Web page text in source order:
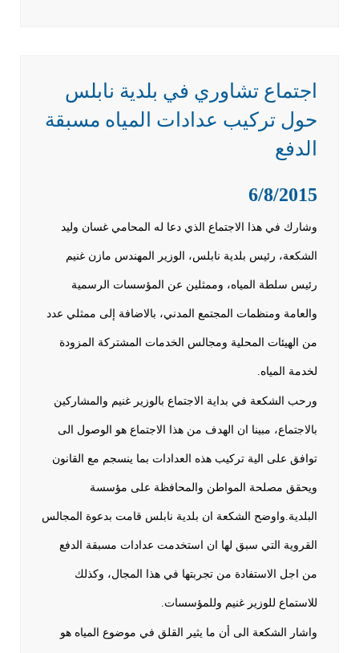
اجتماع تشاوري في بلدية نابلس
حول تركيب عدادات المياه مسبقة
الدفع
6/8/2015
وشارك في هذا الاجتماع الذي دعا له المحامي غسان وليد
الشكعة، رئيس بلدية نابلس، الوزير المهندس مازن غنيم
رئيس سلطة المياه، وممثلين عن المؤسسات الرسمية
والعامة ومنظمات المجتمع المدني، بالاضافة إلى ممثلي عدد
من الهيئات المحلية ومجالس الخدمات المشتركة المزودة
لخدمة المياه.
ورحب الشكعة في بداية الاجتماع بالوزير غنيم والمشاركين
بالاجتماع، مبينا ان الهدف من هذا الاجتماع هو الوصول الى
توافق على الية تركيب هذه العدادات بما ينسجم مع القانون
ويحقق مصلحة المواطن والمحافظة على مؤسسة
البلدية.واوضح الشكعة ان بلدية نابلس قامت بدعوة المجالس
القروية التي سبق لها ان استخدمت عدادات مسبقة الدفع
من اجل الاستفادة من تجربتها في هذا المجال، وكذلك
للاستماع للوزير غنيم وللمؤسسات.
واشار الشكعة الى أن ما يثير القلق في موضوع المياه هو